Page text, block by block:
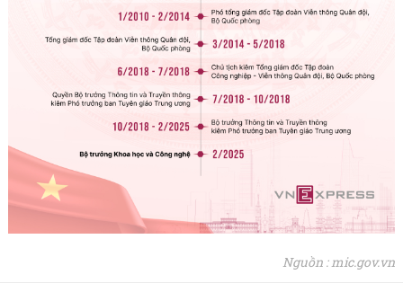
Nguồn : mic.gov.vn